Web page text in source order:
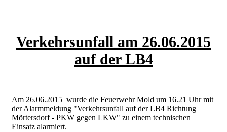
Verkehrsunfall am 26.06.2015
auf der LB4
Am 26.06.2015 wurde die Feuerwehr Mold um 16.21 Uhr mit
der Alarmmeldung "Verkehrsunfall auf der LB4 Richtung
Mörtersdorf - PKW gegen LKW" zu einem technischen
Einsatz alarmiert.